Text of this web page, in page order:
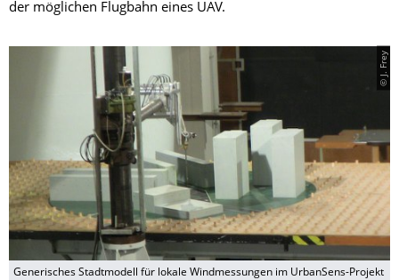
der möglichen Flugbahn eines UAV.
© J. Frey
Generisches Stadtmodell für lokale Windmessungen im UrbanSens-Projekt